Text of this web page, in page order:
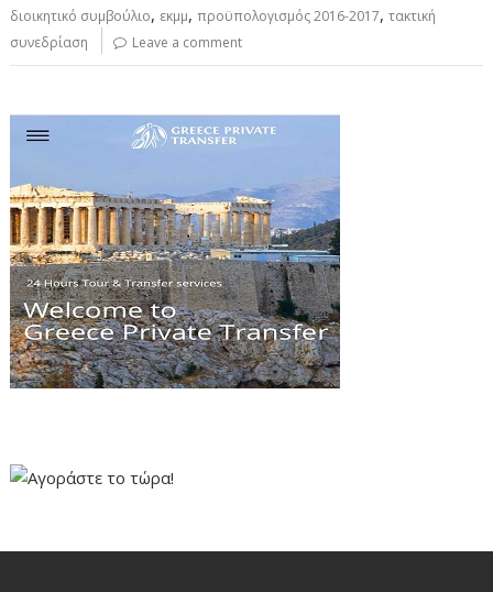
διοικητικό συμβούλιο, εκμμ,προϋπολογισμός 2016-2017,τακτική
συνεδρίαση
Leave a comment